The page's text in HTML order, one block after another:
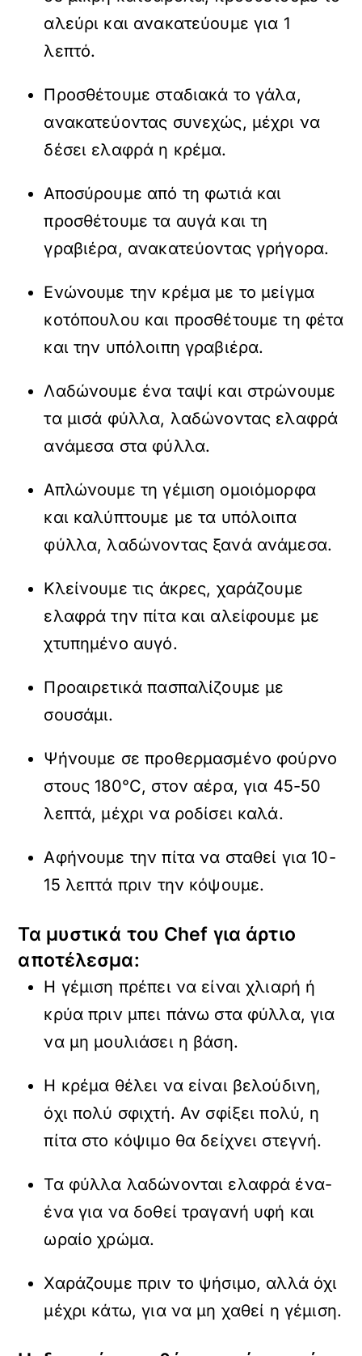
αλεύρι και ανακατεύουμε για 1
λεπτό.
Προσθέτουμε σταδιακά το γάλα,
ανακατεύοντας συνεχώς, μέχρι να
δέσει ελαφρά η κρέμα.
Αποσύρουμε από τη φωτιά και
προσθέτουμε τα αυγά και τη
γραβιέρα, ανακατεύοντας γρήγορα.
Ενώνουμε την κρέμα με το μείγμα
κοτόπουλου και προσθέτουμε τη φέτα
και την υπόλοιπη γραβιέρα.
Λαδώνουμε ένα ταψί και στρώνουμε
τα μισά φύλλα, λαδώνοντας ελαφρά
ανάμεσα στα φύλλα.
Απλώνουμε τη γέμιση ομοιόμορφα
και καλύπτουμε με τα υπόλοιπα
φύλλα, λαδώνοντας ξανά ανάμεσα.
Κλείνουμε τις άκρες, χαράζουμε
ελαφρά την πίτα και αλείφουμε με
χτυπημένο αυγό.
Προαιρετικά πασπαλίζουμε με
σουσάμι.
Ψήνουμε σε προθερμασμένο φούρνο
στους 180°C, στον αέρα, για 45-50
λεπτά, μέχρι να ροδίσει καλά.
Αφήνουμε την πίτα να σταθεί για 10-
15 λεπτά πριν την κόψουμε.
Τα μυστικά του Chef για άρτιο
αποτέλεσμα:
Η γέμιση πρέπει να είναι χλιαρή ή
κρύα πριν μπει πάνω στα φύλλα, για
να μη μουλιάσει η βάση.
Η κρέμα θέλει να είναι βελούδινη,
όχι πολύ σφιχτή. Αν σφίξει πολύ, η
πίτα στο κόψιμο θα δείχνει στεγνή.
Τα φύλλα λαδώνονται ελαφρά ένα-
ένα για να δοθεί τραγανή υφή και
ωραίο χρώμα.
Χαράζουμε πριν το ψήσιμο, αλλά όχι
μέχρι κάτω, για να μη χαθεί η γέμιση.